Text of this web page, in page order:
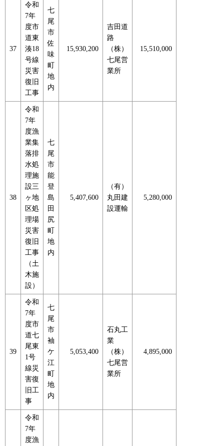
37
令和
7年
度市
道東
湊18
号線
災害
復旧
工事
七
尾
市
佐
味
町
地
内
15,930,200
吉田道
路
（株）
七尾営
業所
15,510,000
38
令和
7年
度漁
業集
落排
水処
理施
設三
ヶ地
区処
理場
災害
復旧
工事
（土
木施
設）
七
尾
市
能
登
島
田
尻
町
地
内
5,407,600
（有）
丸田建
設運輸
5,280,000
39
令和
7年
度市
道七
尾東
1号
線災
害復
旧工
事
七
尾
市
袖
ケ
江
町
地
内
5,053,400
石丸工
業
（株）
七尾営
業所
4,895,000
令和
7年
度漁